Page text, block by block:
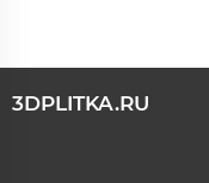
3DPLITKA.RU